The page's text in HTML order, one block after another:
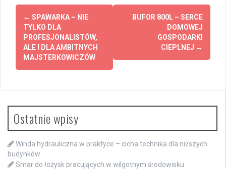
Zobacz
wpisy
← SPAWARKA – NIE
TYLKO DLA
PROFESJONALISTÓW,
ALE I DLA AMBITNYCH
MAJSTERKOWICZÓW
BUFOR 800L – SERCE
DOMOWEJ
GOSPODARKI
CIEPLNEJ →
Ostatnie wpisy
Winda hydrauliczna w praktyce – cicha technika dla niższych
budynków
Smar do łożysk pracujących w wilgotnym środowisku